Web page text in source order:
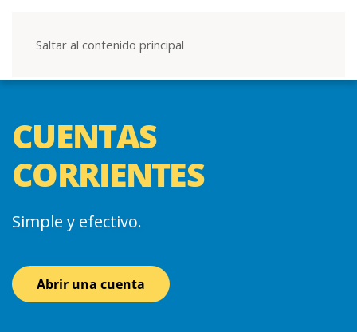
Saltar al contenido principal
CUENTAS
CORRIENTES
Simple y efectivo.
Abrir una cuenta